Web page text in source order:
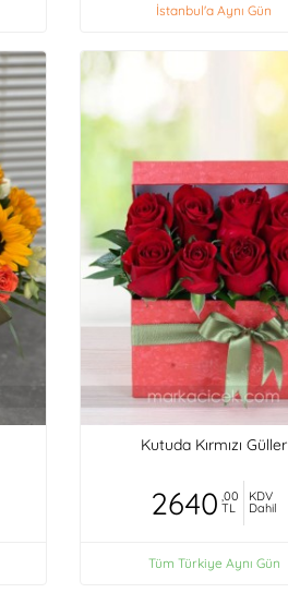
İstanbul'a Aynı Gün
Kutuda Kırmızı Güller
2640 ,00
TL
KDV
Dahil
Tüm Türkiye Aynı Gün